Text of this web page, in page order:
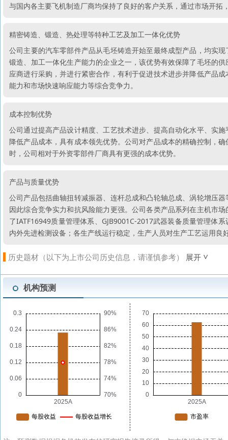
与国内各主要飞机制造厂商均保持了良好的客户关系，通过市场开拓
精密铸造、锻造、热处理等特种工艺及加工一体化优势
公司主要的汽车零部件产品从毛坯铸造开始至最终成型产品，均实
锻造、加工一体化生产能力的企业之一，该优势有效保障了毛坯的
应商进行采购，并进行紧密合作，有利于促进技术进步并降低产品
能力和市场快速响应能力等综合竞争力。
成本控制优势
公司通过提高产品设计精度、工艺技术进步、提高自动化水平、实
降低产品成本，具有成本领先优势。公司对产品成本的精确控制，
时，公司相对于外资零部件厂商具有更强的成本优势。
产品与质量优势
公司产品包括曲轴扭转减振器、连杆总成和凸轮轴总成、涡轮增压
因此综合竞争实力和抗风险能力更强。公司各类产品系列在主机市
了IATF16949质量管理体系、GJB9001C-2017武器装备质量管理体
内外先进检测设备；各生产线运行稳定，生产人员对生产工艺运用
历史题材（以下为上市公司历史信息，请谨慎参考） 展开
机构预测